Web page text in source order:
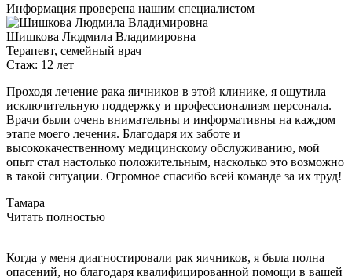
Информация проверена нашим специалистом
Шишкова Людмила Владимировна
Терапевт, семейный врач
Стаж: 12 лет
Проходя лечение рака яичников в этой клинике, я ощутила
исключительную поддержку и профессионализм персонала.
Врачи были очень внимательны и информативны на каждом
этапе моего лечения. Благодаря их заботе и
высококачественному медицинскому обслуживанию, мой
опыт стал настолько положительным, насколько это возможно
в такой ситуации. Огромное спасибо всей команде за их труд!
Тамара
Читать полностью
Когда у меня диагностировали рак яичников, я была полна
опасений, но благодаря квалифицированной помощи в вашей